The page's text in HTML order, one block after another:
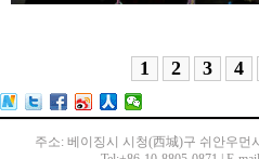
1 2 3 4
주소: 베이징시 시청(西城)구 쉬안우먼